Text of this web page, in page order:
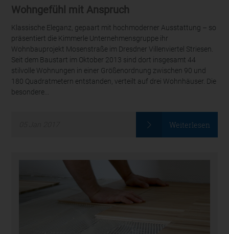
Wohngefühl mit Anspruch
Klassische Eleganz, gepaart mit hochmoderner Ausstattung – so
präsentiert die Kimmerle Unternehmensgruppe ihr
Wohnbauprojekt Mosenstraße im Dresdner Villenviertel Striesen.
Seit dem Baustart im Oktober 2013 sind dort insgesamt 44
stilvolle Wohnungen in einer Größenordnung zwischen 90 und
180 Quadratmetern entstanden, verteilt auf drei Wohnhäuser. Die
besondere...
Weiterlesen